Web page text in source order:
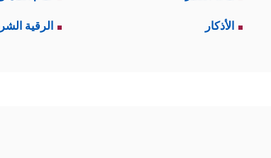
الأذكار الرقية